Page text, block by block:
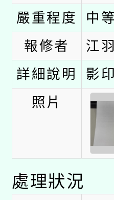
薪期間
轉知經
業技術
用水績
動」
115年8
桃園市
開 智慧
2026年
嚴重程度
中等
報修者
江
詳細說明
影
照片
處理狀況